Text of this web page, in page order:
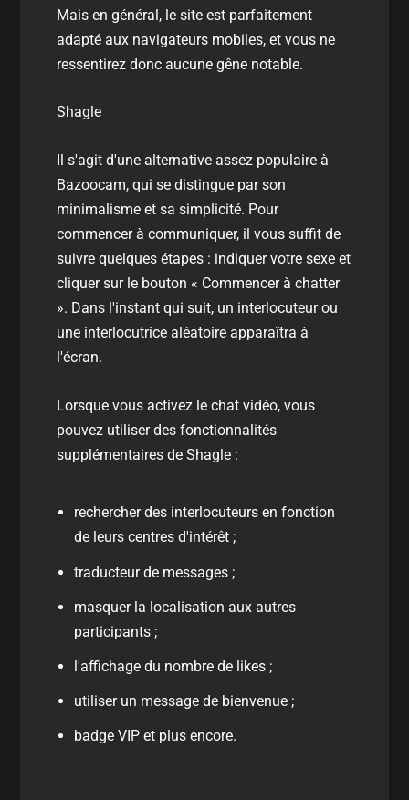
Mais en général, le site est parfaitement
adapté aux navigateurs mobiles, et vous ne
ressentirez donc aucune gêne notable.
Shagle
Il s'agit d'une alternative assez populaire à
Bazoocam, qui se distingue par son
minimalisme et sa simplicité. Pour
commencer à communiquer, il vous suffit de
suivre quelques étapes : indiquer votre sexe et
cliquer sur le bouton « Commencer à chatter
». Dans l'instant qui suit, un interlocuteur ou
une interlocutrice aléatoire apparaîtra à
l'écran.
Lorsque vous activez le chat vidéo, vous
pouvez utiliser des fonctionnalités
supplémentaires de Shagle :
rechercher des interlocuteurs en fonction
de leurs centres d'intérêt ;
traducteur de messages ;
masquer la localisation aux autres
participants ;
l'affichage du nombre de likes ;
utiliser un message de bienvenue ;
badge VIP et plus encore.